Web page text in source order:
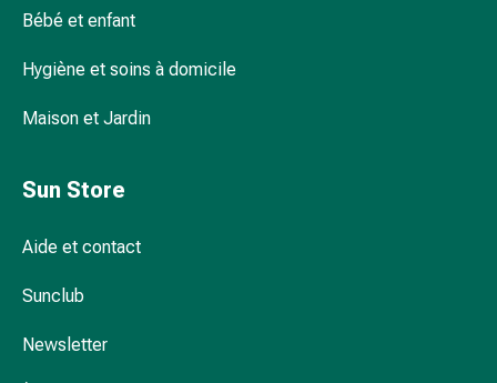
Cœur,
et
sanguins
et
Bébé et enfant
Hygiène et soins à domicile
Maison et Jardin
Sun Store
Aide et contact
Sunclub
Newsletter